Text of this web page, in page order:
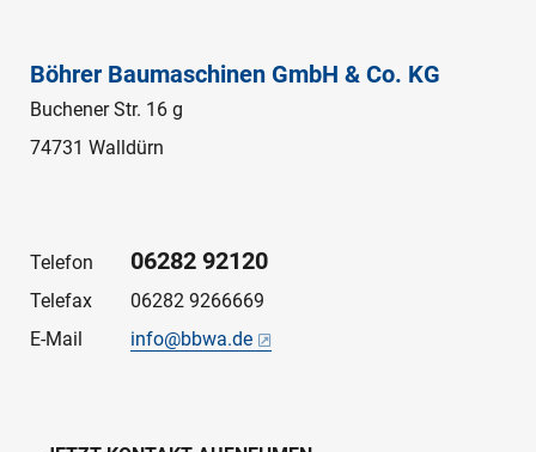
Böhrer Baumaschinen GmbH & Co. KG
Buchener Str. 16 g
74731 Walldürn
Telefon 06282 92120
Telefax
06282 9266669
E-Mail
info@bbwa.de